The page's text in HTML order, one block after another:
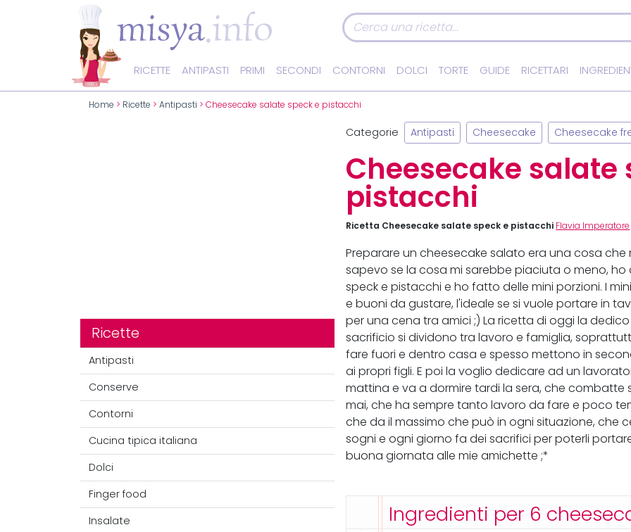
RICETTE ANTIPASTI PRIMI SECONDI CONTORNI DOLCI TORTE GUIDE RICETTARI
Home > Ricette > Antipasti > Cheesecake salate speck e pistacchi
Ricette
Antipasti
Conserve
Contorni
Cucina tipica italiana
Dolci
Finger food
Insalate
Categorie Antipasti Cheesecake Cheesecake
Cheesecake salate
pistacchi
Ricetta Cheesecake salate speck e pistacchi Flavia Imperatore
Preparare un cheesecake salato era una cosa
sapevo se la cosa mi sarebbe piaciuta o meno,
speck e pistacchi e ho fatto delle mini porzioni. I
e buoni da gustare, l'ideale se si vuole portare in
per una cena tra amici ;) La ricetta di oggi la
sacrificio si dividono tra lavoro e famiglia,
fare fuori e dentro casa e spesso mettono in
ai propri figli. E poi la voglio dedicare ad un
mattina e va a dormire tardi la sera, che combatte
mai, che ha sempre tanto lavoro da fare e poco
che da il massimo che può in ogni situazione, che
sogni e ogni giorno fa dei sacrifici per poterli
buona giornata alle mie amichette ;*
Ingredienti per 6